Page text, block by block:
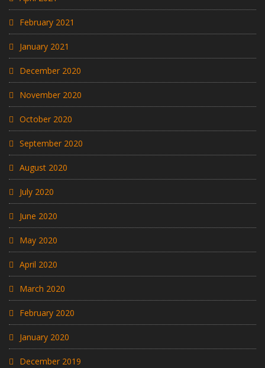
February 2021
January 2021
December 2020
November 2020
October 2020
September 2020
August 2020
July 2020
June 2020
May 2020
April 2020
March 2020
February 2020
January 2020
December 2019